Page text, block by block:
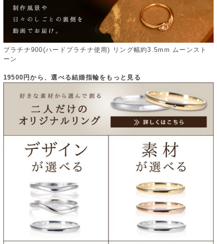
プラチナ900(ハードプラチナ使用) リング幅約3.5mm ムーンスト
ーン
19500円から、選べる結婚指輪をもっと見る